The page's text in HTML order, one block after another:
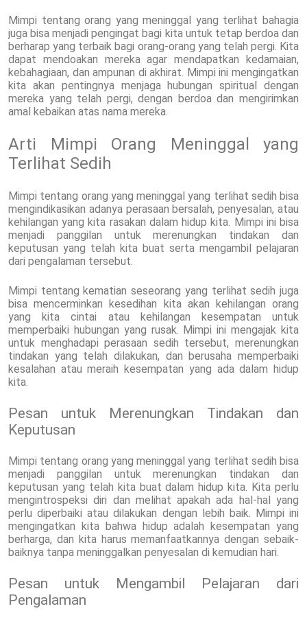
Mimpi tentang orang yang meninggal yang terlihat bahagia
juga bisa menjadi pengingat bagi kita untuk tetap berdoa dan
berharap yang terbaik bagi orang-orang yang telah pergi. Kita
dapat mendoakan mereka agar mendapatkan kedamaian,
kebahagiaan, dan ampunan di akhirat. Mimpi ini mengingatkan
kita akan pentingnya menjaga hubungan spiritual dengan
mereka yang telah pergi, dengan berdoa dan mengirimkan
amal kebaikan atas nama mereka.
Arti Mimpi Orang Meninggal yang
Terlihat Sedih
Mimpi tentang orang yang meninggal yang terlihat sedih bisa
mengindikasikan adanya perasaan bersalah, penyesalan, atau
kehilangan yang kita rasakan dalam hidup kita. Mimpi ini bisa
menjadi panggilan untuk merenungkan tindakan dan
keputusan yang telah kita buat serta mengambil pelajaran
dari pengalaman tersebut.
Mimpi tentang kematian seseorang yang terlihat sedih juga
bisa mencerminkan kesedihan kita akan kehilangan orang
yang kita cintai atau kehilangan kesempatan untuk
memperbaiki hubungan yang rusak. Mimpi ini mengajak kita
untuk menghadapi perasaan sedih tersebut, merenungkan
tindakan yang telah dilakukan, dan berusaha memperbaiki
kesalahan atau meraih kesempatan yang ada dalam hidup
kita.
Pesan untuk Merenungkan Tindakan dan
Keputusan
Mimpi tentang orang yang meninggal yang terlihat sedih bisa
menjadi panggilan untuk merenungkan tindakan dan
keputusan yang telah kita buat dalam hidup kita. Kita perlu
mengintrospeksi diri dan melihat apakah ada hal-hal yang
perlu diperbaiki atau dilakukan dengan lebih baik. Mimpi ini
mengingatkan kita bahwa hidup adalah kesempatan yang
berharga, dan kita harus memanfaatkannya dengan sebaik-
baiknya tanpa meninggalkan penyesalan di kemudian hari.
Pesan untuk Mengambil Pelajaran dari
Pengalaman